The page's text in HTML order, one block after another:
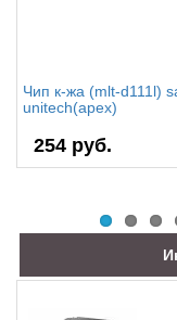
Чип к-жа (mlt-d111l)
unitech(apex)
254 руб.